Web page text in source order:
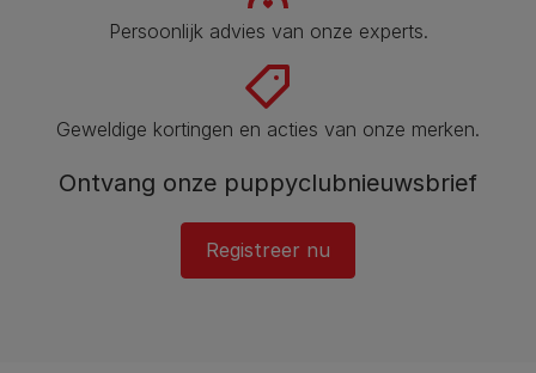
Persoonlijk advies van onze experts.
Geweldige kortingen en acties van onze merken.
Ontvang onze puppyclubnieuwsbrief
Registreer nu